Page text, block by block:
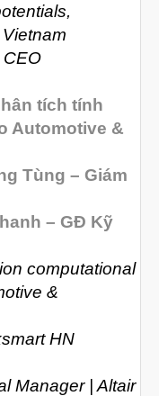
In 3D
Quét 3D Cao Cấp & RE
Kiểm Tra Chất Lượng
thiết kế khuôn đúc
tích tính
Automotive &
Tùng – Giám
– GĐ Kỹ
computational
&
HN
Manager | Altair